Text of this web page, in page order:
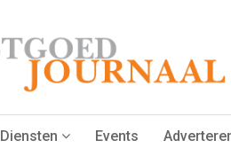
Diensten Events